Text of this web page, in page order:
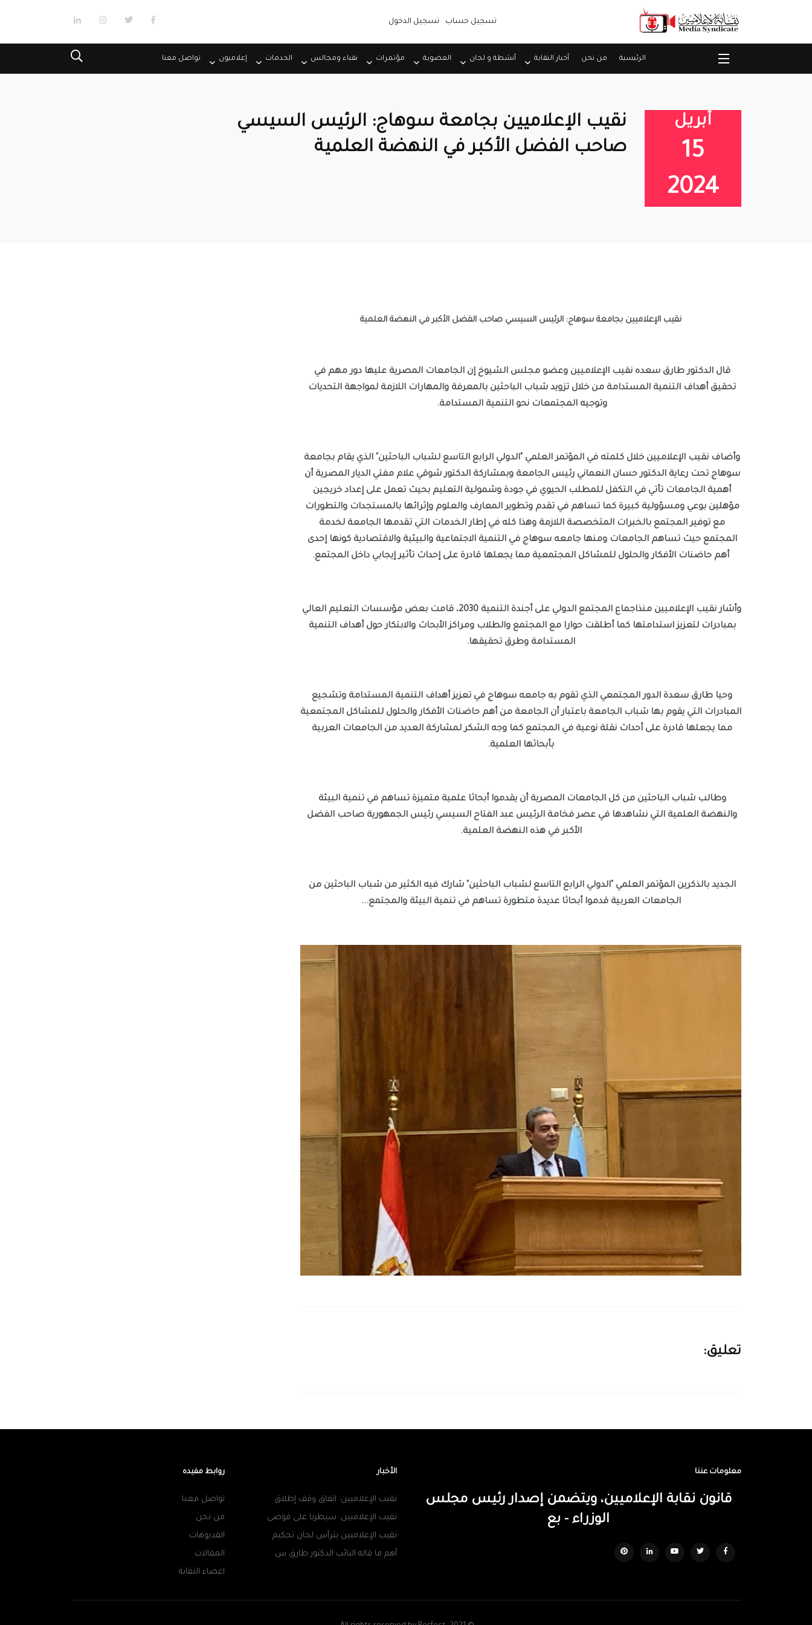
تسجيل حساب تسجيل الدخول
الرئيسية من نحن أخبار النقابة أنشطة و لجان العضوية مؤتمرات نقباء ومجالس الخدمات إعلاميون تواصل معنا
أبريل
15
2024
نقيب الإعلاميين بجامعة سوهاج: الرئيس السيسي
صاحب الفضل الأكبر في النهضة العلمية
نقيب الإعلاميين بجامعة سوهاج: الرئيس السيسي صاحب الفضل الأكبر في النهضة العلمية
وتوجيه المجتمعات نحو التنمية المستدامة.
أهم حاضنات الأفكار والحلول للمشاكل المجتمعية مما يجعلها قادرة على إحداث تأثير إيجابي داخل المجتمع.
المستدامة وطرق تحقيقها.
بأبحاثها العلمية.
الأكبر في هذه النهضة العلمية.
الجامعات العربية قدموا أبحاثا عديدة متطورة تساهم في تنمية البيئة والمجتمع...
تعليق:
معلومات عننا
قانون نقابة الإعلاميين، ويتضمن إصدار رئيس مجلس
الوزراء - بع
الأخبار
نقيب الإعلاميين: اتفاق وقف إطلاق
نقيب الإعلاميين: سيطرنا على فوضى
نقيب الإعلاميين يترأس لجان تحكيم
أهم ما قاله النائب الدكتور طارق س
روابط مفيده
تواصل معنا
من نحن
الفديوهات
المقالات
اعضاء النقابة